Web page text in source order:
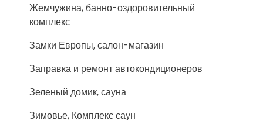
Жемчужина, банно-оздоровительный
комплекс
Замки Европы, салон-магазин
Заправка и ремонт автокондиционеров
Зеленый домик, сауна
Зимовье, Комплекс саун